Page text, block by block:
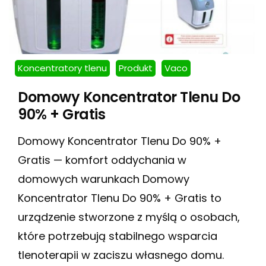
Koncentratory tlenu Produkt Vaco
Domowy Koncentrator Tlenu Do
90% + Gratis
Domowy Koncentrator Tlenu Do 90% +
Gratis — komfort oddychania w
domowych warunkach Domowy
Koncentrator Tlenu Do 90% + Gratis to
urządzenie stworzone z myślą o osobach,
które potrzebują stabilnego wsparcia
tlenoterapii w zaciszu własnego domu.